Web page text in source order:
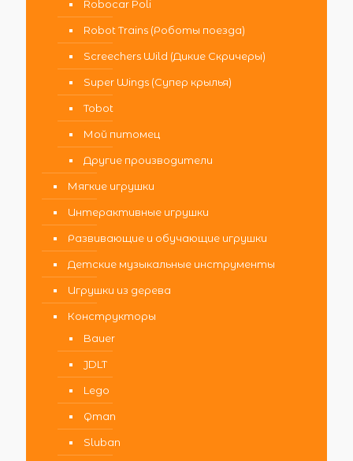
Robocar Poli
Robot Trains (Роботы поезда)
Screechers Wild (Дикие Скричеры)
Super Wings (Супер крылья)
Tobot
Мой питомец
Другие производители
Мягкие игрушки
Интерактивные игрушки
Развивающие и обучающие игрушки
Детские музыкальные инструменты
Игрушки из дерева
Конструкторы
Bauer
JDLT
Lego
Qman
Sluban